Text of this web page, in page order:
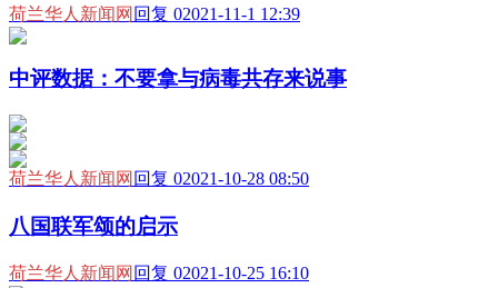
荷兰华人新闻网 回复 02021-11-1 12:39
中评数据：不要拿与病毒共存来说事
荷兰华人新闻网 回复 02021-10-28 08:50
八国联军颂的启示
荷兰华人新闻网 回复 02021-10-25 16:10